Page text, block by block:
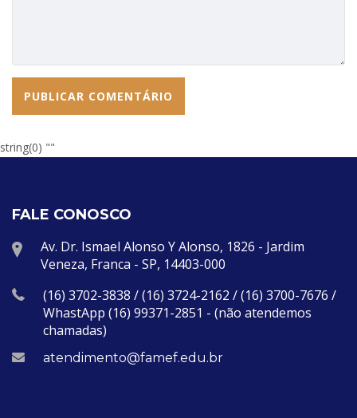
FALE CONOSCO
Av. Dr. Ismael Alonso Y Alonso, 1826 - Jardim
Veneza, Franca - SP, 14403-000
(16) 3702-3838 / (16) 3724-2162 / (16) 3700-7676 /
WhastApp (16) 99371-2851 - (não atendemos
chamadas)
atendimento@famef.edu.br
string(0) ""